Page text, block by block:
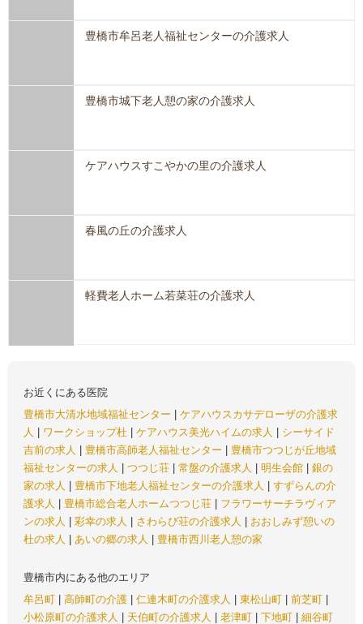
豊橋市牟呂老人福祉センターの介護求人
豊橋市城下老人憩の家の介護求人
ケアハウスすこやかの里の介護求人
春風の丘の介護求人
軽費老人ホーム若菜荘の介護求人
お近くにある医院
豊橋市大清水地域福祉センター
ケアハウスカサデローザの介護求
人
ワークショップ杜 ケアハウス美光ハイムの求人
シーサイド
吉前の求人
豊橋市高師老人福祉センター
豊橋市つつじが丘地域
福祉センターの求人
つつじ荘 常盤の介護求人 明生会館
銀の
家の求人
豊橋市下地老人福祉センターの介護求人
すずらんの介
護求人
豊橋市総合老人ホームつつじ荘
フラワーサーチラヴィア
ンの求人
彩幸の求人 さわらび荘の介護求人
おおしみず憩いの
杜の求人
あいの郷の求人 豊橋市西川老人憩の家
豊橋市内にある他のエリア
牟呂町
高師町の介護 仁連木町の介護求人 東松山町 前芝町
小松原町の介護求人
天伯町の介護求人 老津町 下地町
細谷町